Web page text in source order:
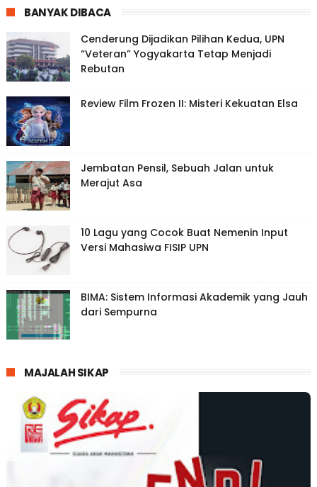
BANYAK DIBACA
Cenderung Dijadikan Pilihan Kedua, UPN
“Veteran” Yogyakarta Tetap Menjadi
Rebutan
Review Film Frozen II: Misteri Kekuatan Elsa
Jembatan Pensil, Sebuah Jalan untuk
Merajut Asa
10 Lagu yang Cocok Buat Nemenin Input
Versi Mahasiwa FISIP UPN
BIMA: Sistem Informasi Akademik yang Jauh
dari Sempurna
MAJALAH SIKAP